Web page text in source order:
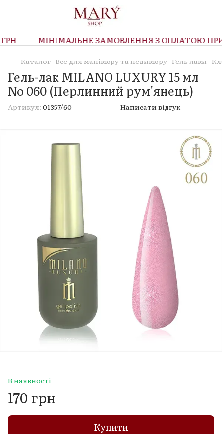
МІНІМАЛЬНЕ ЗАМОВЛЕННЯ З ОПЛАТОЮ ПРИ
Каталог Все для манікюру та педикюру Гель лаки
Гель-лак MILANO LUXURY 15 мл
No 060 (Перлинний рум'янець)
Артикул: 01357/60 Написати відгук
В наявності
170 грн
Купити